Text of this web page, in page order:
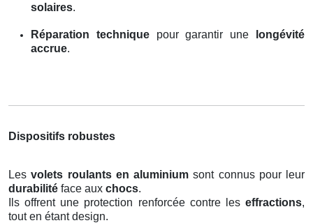
solaires.
Réparation techniquepour garantir une
longévité
accrue.
Dispositifs robustes
Lesvolets roulants en aluminium sont connus pour leur
durabilité face aux chocs.
Ils offrent une protection renforcée contre les effractions,
tout en étant design.